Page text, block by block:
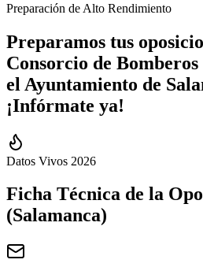
Preparación de Alto Rendimiento
Preparamos tus
Consorcio de Bomberos
el Ayuntamiento de
¡Infórmate ya!
Datos Vivos 2026
Ficha Técnica de la
(Salamanca)